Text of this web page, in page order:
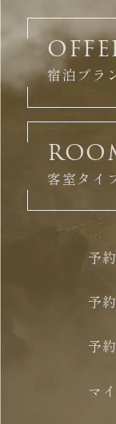
宿泊プラ
客室タイ
予
予
予
マ